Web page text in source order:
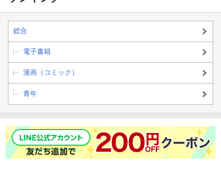
総合
電子書籍
漫画（コミック）
青年